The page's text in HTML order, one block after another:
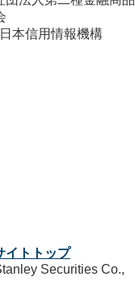
本信用情報機構
イトトップ